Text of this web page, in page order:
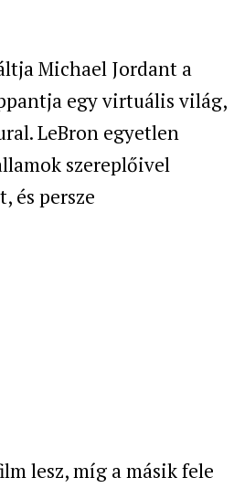
Michael Jordant a
egy virtuális világ,
LeBron egyetlen
szereplőivel
és persze
lesz, míg a másik fele